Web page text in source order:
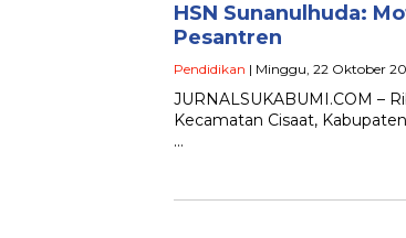
HSN Sunanulhuda:
Pesantren
Pendidikan | Minggu, 22 Oktober
JURNALSUKABUMI.COM –
Kecamatan Cisaat,
…